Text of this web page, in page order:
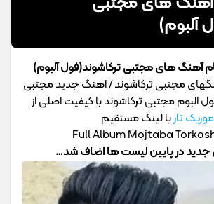
آلبوم)
آهنگ های مجتبی ترکاشوند(فول آلبوم)
مجتبی ترکاشوند / اهنگ جدید مجتبی
موزیک تاربا لینک مستقیم
Full Album Mojtaba
در پایین لیست ها اضاف شد…